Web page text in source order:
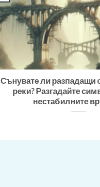
Сънувате ли разпадащи
реки? Разгадайте
нестабилните